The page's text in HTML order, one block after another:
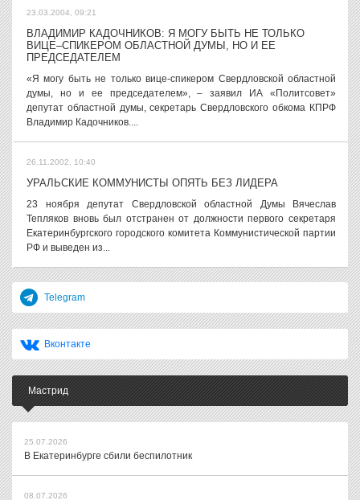
23.03.2004, 09:21
ВЛАДИМИР КАДОЧНИКОВ: Я МОГУ БЫТЬ НЕ ТОЛЬКО
ВИЦЕ–СПИКЕРОМ ОБЛАСТНОЙ ДУМЫ, НО И ЕЕ
ПРЕДСЕДАТЕЛЕМ
«Я могу быть не только вице-спикером Cвердловской областной
думы, но и ее председателем», – заявил ИА «Политсовет»
депутат областной думы, секретарь Свердловского обкома КПРФ
Владимир Кадочников....
26.11.2002, 10:40
УРАЛЬСКИЕ КОММУНИСТЫ ОПЯТЬ БЕЗ ЛИДЕРА
23 ноября депутат Свердловской областной Думы Вячеслав
Тепляков вновь был отстранен от должности первого секретаря
Екатеринбургского городского комитета Коммунистической партии
РФ и выведен из...
Telegram
Вконтакте
Мастрид
25.07.2026
В Екатеринбурге сбили беспилотник
08.07.2026